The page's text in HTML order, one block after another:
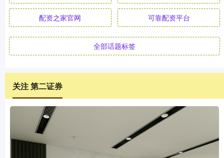
配资之家官网 可靠配资平台
全部话题标签
关注 第二证券